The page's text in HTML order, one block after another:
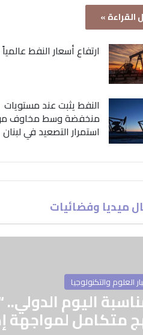
القراءة »
ارتفاع أسعار النفط عالمياً
النفط يثبت عند مستويات
منخفضة وسط مخاوف
استمرار التصعيد في لبنان
ميديا وفضائيات
العلوم والتكنولوجيا
اليوم
متكامل لمواجهة